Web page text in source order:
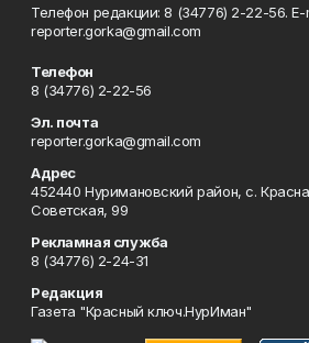
Телефон редакции: 8 (34776) 2-22-56. E-
reporter.gorka@gmail.com
Телефон
8 (34776) 2-22-56
Эл. почта
reporter.gorka@gmail.com
Адрес
452440 Нуримановский район, с.
Советская, 99
Рекламная служба
8 (34776) 2-24-31
Редакция
Газета "Красный ключ.НурИман"